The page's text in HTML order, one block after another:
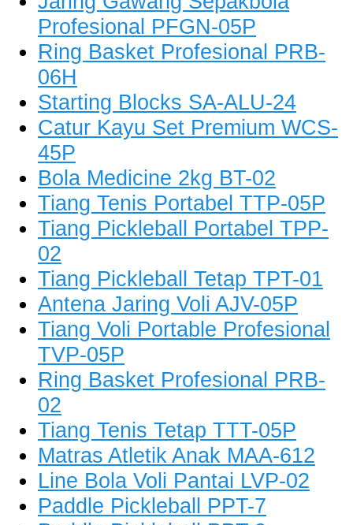
Profesional PFGN-05P
Ring Basket Profesional PRB-
06H
Starting Blocks SA-ALU-24
Catur Kayu Set Premium WCS-
45P
Bola Medicine 2kg BT-02
Tiang Tenis Portabel TTP-05P
Tiang Pickleball Portabel TPP-
02
Tiang Pickleball Tetap TPT-01
Antena Jaring Voli AJV-05P
Tiang Voli Portable Profesional
TVP-05P
Ring Basket Profesional PRB-
02
Tiang Tenis Tetap TTT-05P
Matras Atletik Anak MAA-612
Line Bola Voli Pantai LVP-02
Paddle Pickleball PPT-7